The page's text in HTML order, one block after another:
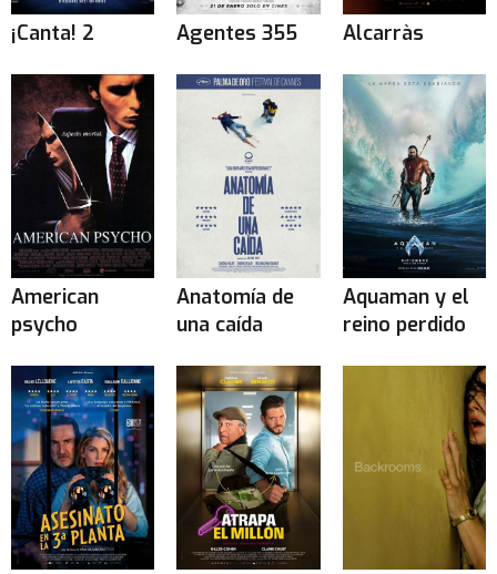
¡Canta! 2 Agentes 355 Alcarràs
American
psycho
Anatomía de
una caída
Aquaman y el
reino perdido